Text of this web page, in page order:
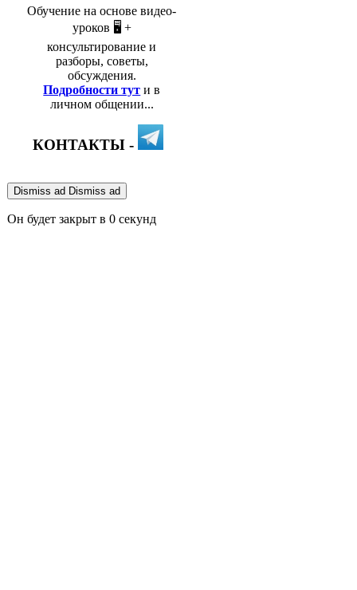
Обучение на основе видео-
уроков 🖥️ +
консультирование и
разборы, советы,
обсуждения.
Подробности тут и в
личном общении...
КОНТАКТЫ -
Dismiss ad Dismiss ad
Он будет закрыт в 0 секунд